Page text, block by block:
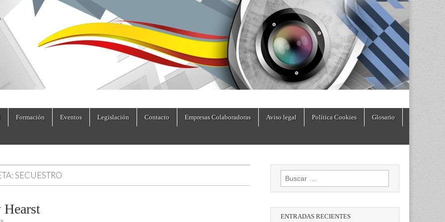
Formación Eventos Legislación Contacto Empresas Colaboradoras Aviso legal Política Cookies Glosario
SECUESTRO
Hearst
Buscar:
ENTRADAS RECIENTES